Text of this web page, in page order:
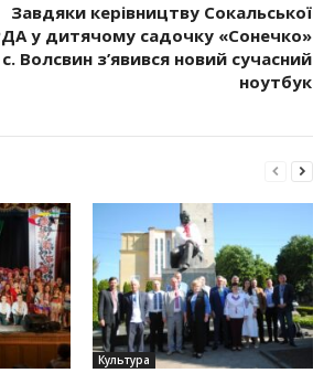
Завдяки керівництву Сокальської
у дитячому садочку «Сонечко»
с. Волсвин з’явився новий сучасний
ноутбук
Культура